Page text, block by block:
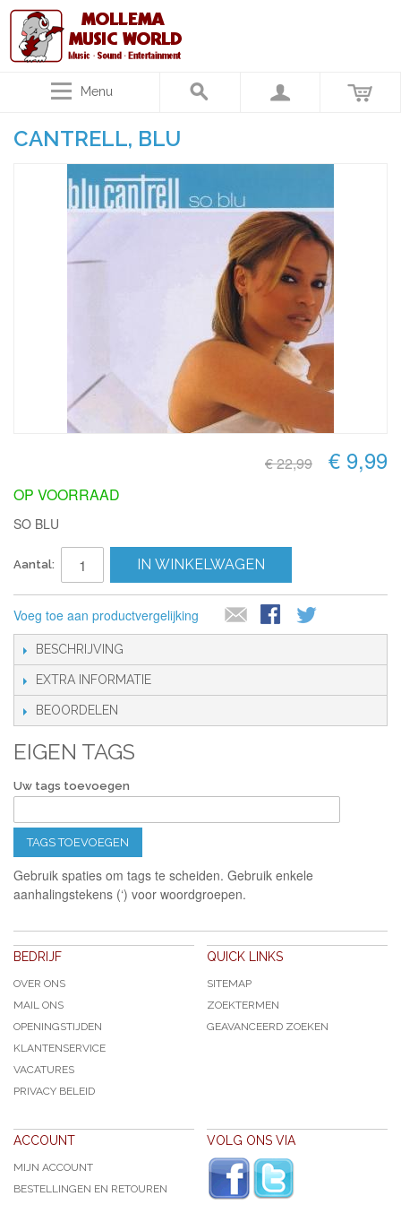
Menu
CANTRELL, BLU
€ 22,99 € 9,99
OP VOORRAAD
SO BLU
Aantal: IN WINKELWAGEN
Voeg toe aan productvergelijking
BESCHRIJVING
EXTRA INFORMATIE
BEOORDELEN
EIGEN TAGS
Uw tags toevoegen
TAGS TOEVOEGEN
Gebruik spaties om tags te scheiden. Gebruik enkele
aanhalingstekens (‘) voor woordgroepen.
BEDRIJF
OVER ONS
MAIL ONS
OPENINGSTIJDEN
KLANTENSERVICE
VACATURES
PRIVACY BELEID
QUICK LINKS
SITEMAP
ZOEKTERMEN
GEAVANCEERD ZOEKEN
ACCOUNT
MIJN ACCOUNT
BESTELLINGEN EN RETOUREN
VOLG ONS VIA